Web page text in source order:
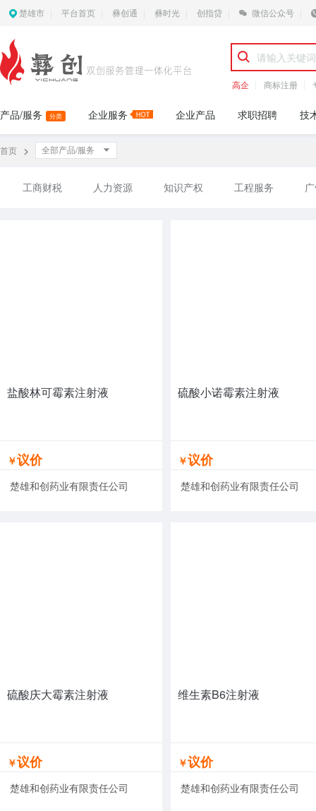
楚雄市 平台首页 彝创通 彝时光 创指贷 微信公众号
高企 商标注册
产品/服务 分类 企业服务 企业产品 求职招聘 技
首页 全部产品/服务
工商财税 人力资源 知识产权 工程服务
盐酸林可霉素注射液
￥议价
楚雄和创药业有限责任公司
硫酸小诺霉素注射液
￥议价
楚雄和创药业有限责任公司
硫酸庆大霉素注射液
￥议价
楚雄和创药业有限责任公司
维生素B6注射液
￥议价
楚雄和创药业有限责任公司